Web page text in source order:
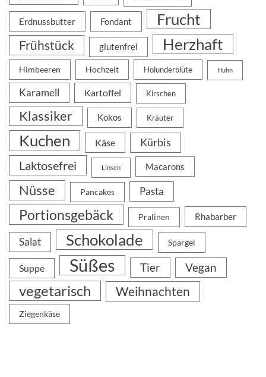
Erdnussbutter Fondant Frucht
Frühstück glutenfrei Herzhaft
Himbeeren Hochzeit Holunderblüte Huhn
Karamell Kartoffel Kirschen
Klassiker Kokos Kräuter
Kuchen Käse Kürbis
Laktosefrei Linsen Macarons
Nüsse Pancakes Pasta
Portionsgebäck Pralinen Rhabarber
Salat Schokolade Spargel
Suppe Süßes Tier Vegan
vegetarisch Weihnachten
Ziegenkäse